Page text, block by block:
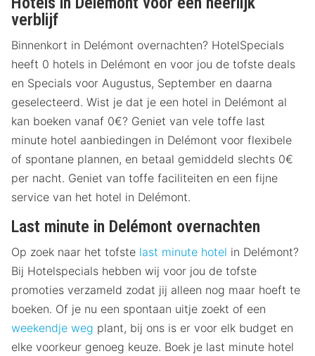
verblijf
Binnenkort in Delémont overnachten? HotelSpecials
heeft 0 hotels in Delémont en voor jou de tofste deals
en Specials voor Augustus, September en daarna
geselecteerd. Wist je dat je een hotel in Delémont al
kan boeken vanaf 0€? Geniet van vele toffe last
minute hotel aanbiedingen in Delémont voor flexibele
of spontane plannen, en betaal gemiddeld slechts 0€
per nacht. Geniet van toffe faciliteiten en een fijne
service van het hotel in Delémont.
Last minute in Delémont overnachten
Op zoek naar het tofste last minute hotel in Delémont?
Bij Hotelspecials hebben wij voor jou de tofste
promoties verzameld zodat jij alleen nog maar hoeft te
boeken. Of je nu een spontaan uitje zoekt of een
weekendje weg plant, bij ons is er voor elk budget en
elke voorkeur genoeg keuze. Boek je last minute hotel